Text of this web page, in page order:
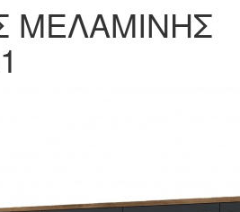
ΜΕΛΑΜΙΝΗΣ